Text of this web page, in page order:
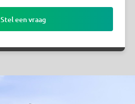
Stel een vraag